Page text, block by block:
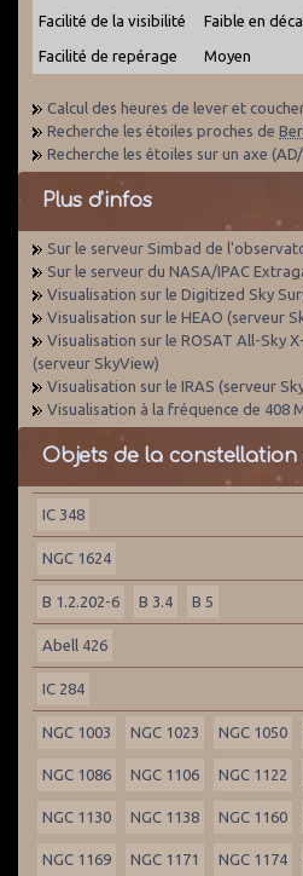
Facilité de la visibilité Faible en
Facilité de repérage Moyen
Calcul des heures de lever et
Recherche les étoiles proches de
Recherche les étoiles sur un axe
Plus d'infos
Sur le serveur Simbad de
Sur le serveur du NASA/IPAC
Visualisation sur le Digitized Sky
Visualisation sur le HEAO (serveur
Visualisation sur le ROSAT All-Sky
(serveur SkyView)
Visualisation sur le IRAS (serveur
Visualisation à la fréquence de 408
Objets de la constellation
IC 348
NGC 1624
B 1.2.202-6 B 3.4 B 5
Abell 426
IC 284
NGC 1003 NGC 1023 NGC 1050
NGC 1086 NGC 1106 NGC 1122
NGC 1130 NGC 1138 NGC 1160
NGC 1169 NGC 1171 NGC 1174